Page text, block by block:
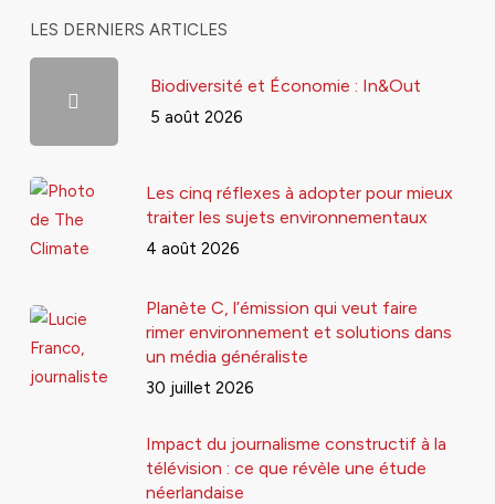
LES DERNIERS ARTICLES
Biodiversité et Économie : In&Out
5 août 2026
Les cinq réflexes à adopter pour mieux
traiter les sujets environnementaux
4 août 2026
Planète C, l’émission qui veut faire
rimer environnement et solutions dans
un média généraliste
30 juillet 2026
Impact du journalisme constructif à la
télévision : ce que révèle une étude
néerlandaise